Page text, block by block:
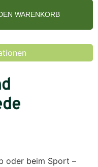
WARENKORB
oder beim Sport –